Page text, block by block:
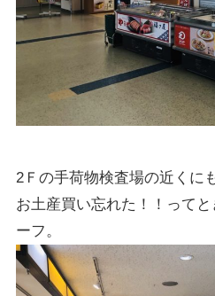
2Ｆの手荷物検査場の近くに
お土産買い忘れた！！って
ーフ。